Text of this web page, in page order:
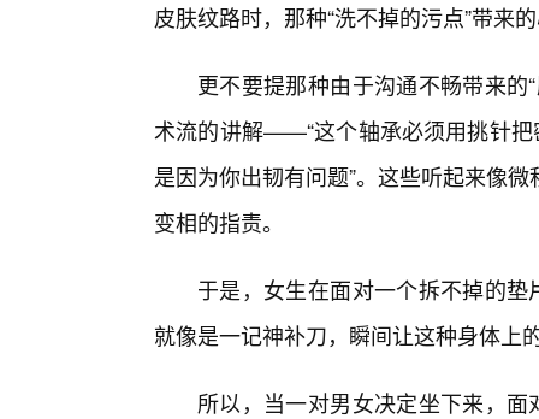
皮肤纹路时，那种“洗不掉的污点”带来
更不要提那种由于沟通不畅带来的
术流的讲解——“这个轴承必须用挑针把
是因为你出韧有问题”。这些听起来像
变相的指责。
于是，女生在面对一个拆不掉的垫
就像是一记神补刀，瞬间让这种身体上
所以，当一对男女决定坐下来，面